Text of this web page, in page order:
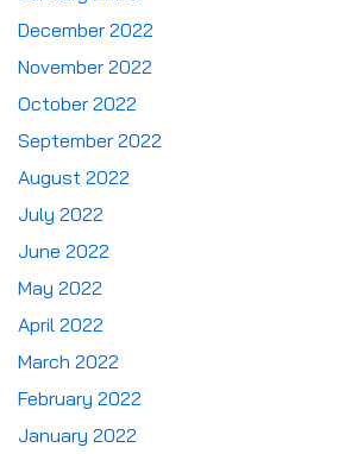
December 2022
November 2022
October 2022
September 2022
August 2022
July 2022
June 2022
May 2022
April 2022
March 2022
February 2022
January 2022